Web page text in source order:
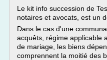
Le kit info succession de
notaires et avocats, est un
Dans le cas d'une
acquêts, régime applicable
de mariage, les biens
comprennent la moitié des